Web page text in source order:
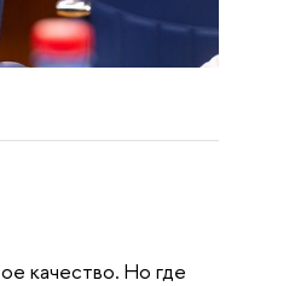
качество. Но где